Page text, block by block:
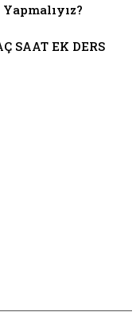
SAAT EK DERS